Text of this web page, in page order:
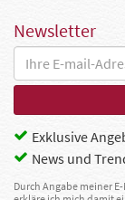
Newsletter
Exklusive
News und
Durch Angabe meiner